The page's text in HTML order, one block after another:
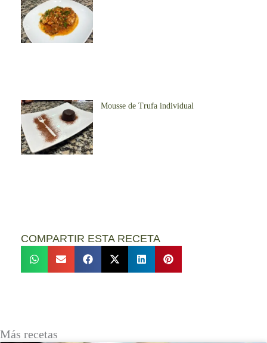
Mousse de Trufa individual
COMPARTIR ESTA RECETA
Más recetas